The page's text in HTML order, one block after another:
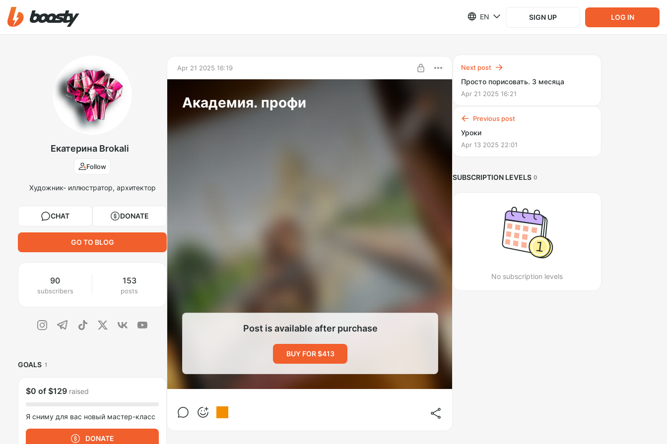
EN SIGN UP LOG IN
Екатерина Brokali
Follow
Художник- иллюстратор, архитектор
CHAT DONATE
GO TO BLOG
90
subscribers
153
posts
GOALS 1
$0 of $129 raised
Я сниму для вас новый мастер-класс
DONATE
Apr 21 2025 16:19
Академия. профи
Post is available after purchase
BUY FOR $413
Next post
Просто порисовать. 3 месяца
Apr 21 2025 16:21
Previous post
Уроки
Apr 13 2025 22:01
SUBSCRIPTION LEVELS 0
No subscription levels